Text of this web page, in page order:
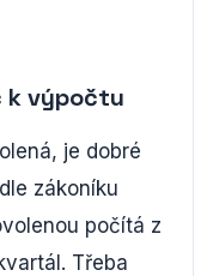
k výpočtu
je dobré
zákoníku
počítá z
Třeba